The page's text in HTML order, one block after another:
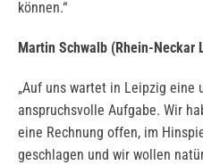
können.“
Martin Schwalb (Rhein-Neckar
„Auf uns wartet in Leipzig eine
anspruchsvolle Aufgabe. Wir
eine Rechnung offen, im
geschlagen und wir wollen